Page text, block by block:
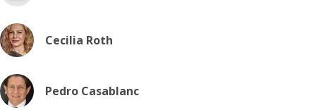
Cecilia Roth
Pedro Casablanc